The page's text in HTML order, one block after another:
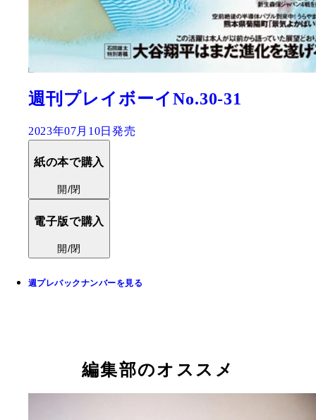
週刊プレイボーイNo.30-31
2023年07月10日発売
紙の本で購入
開/閉
電子版で購入
開/閉
週プレバックナンバーを見る
編集部のオススメ